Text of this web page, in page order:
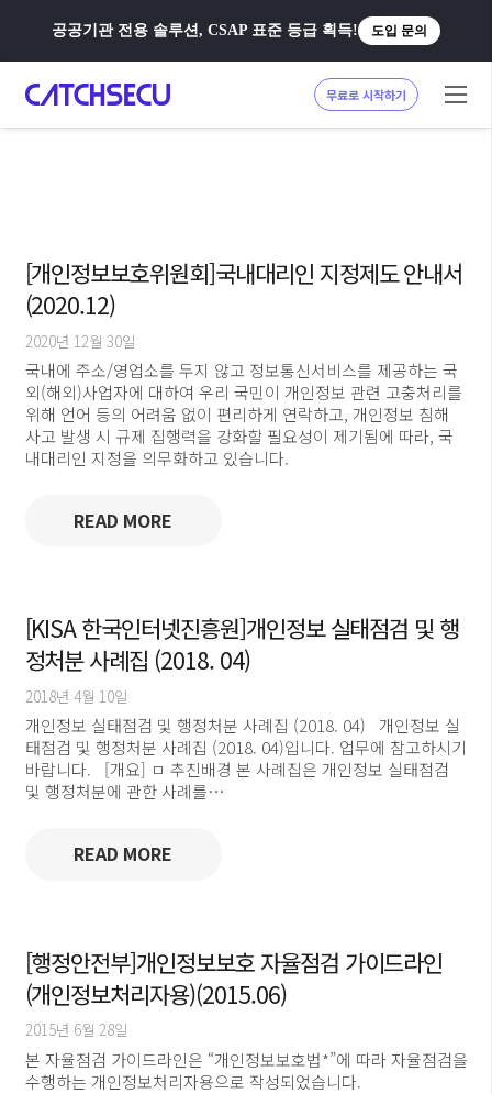
공공기관 전용 솔루션, CSAP 표준 등급 획득! 도입 문의
무료로 시작하기
[개인정보보호위원회]국내대리인 지정제도 안내서
(2020.12)
2020년 12월 30일
국내에 주소/영업소를 두지 않고 정보통신서비스를 제공하는 국
외(해외)사업자에 대하여 우리 국민이 개인정보 관련 고충처리를
위해 언어 등의 어려움 없이 편리하게 연락하고, 개인정보 침해
사고 발생 시 규제 집행력을 강화할 필요성이 제기됨에 따라, 국
내대리인 지정을 의무화하고 있습니다.
READ MORE
[KISA 한국인터넷진흥원]개인정보 실태점검 및 행
정처분 사례집 (2018. 04)
2018년 4월 10일
개인정보 실태점검 및 행정처분 사례집 (2018. 04) 개인정보 실
태점검 및 행정처분 사례집 (2018. 04)입니다. 업무에 참고하시기
바랍니다. [개요] ㅁ 추진배경 본 사례집은 개인정보 실태점검
및 행정처분에 관한 사례를…
READ MORE
[행정안전부]개인정보보호 자율점검 가이드라인
(개인정보처리자용)(2015.06)
2015년 6월 28일
본 자율점검 가이드라인은 “개인정보보호법*”에 따라 자율점검을
수행하는 개인정보처리자용으로 작성되었습니다.